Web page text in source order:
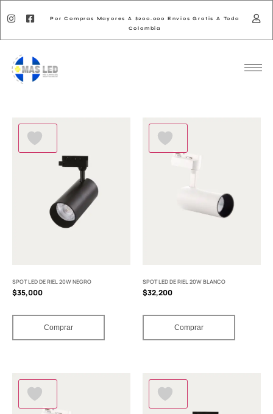
Por Compras Mayores A $200.000 Envios Gratis A Toda
Colombia
SPOT LED DE RIEL 20W NEGRO
$35,000
Comprar
SPOT LED DE RIEL 20W BLANCO
$32,200
Comprar